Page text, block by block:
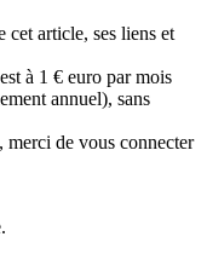
cet article, ses liens et
à 1 € euro par mois
annuel), sans
merci de vous connecter